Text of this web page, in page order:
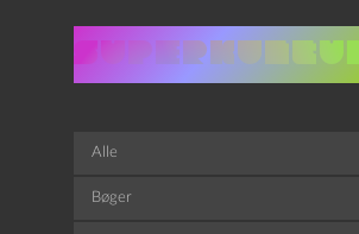
Alle
Bøger